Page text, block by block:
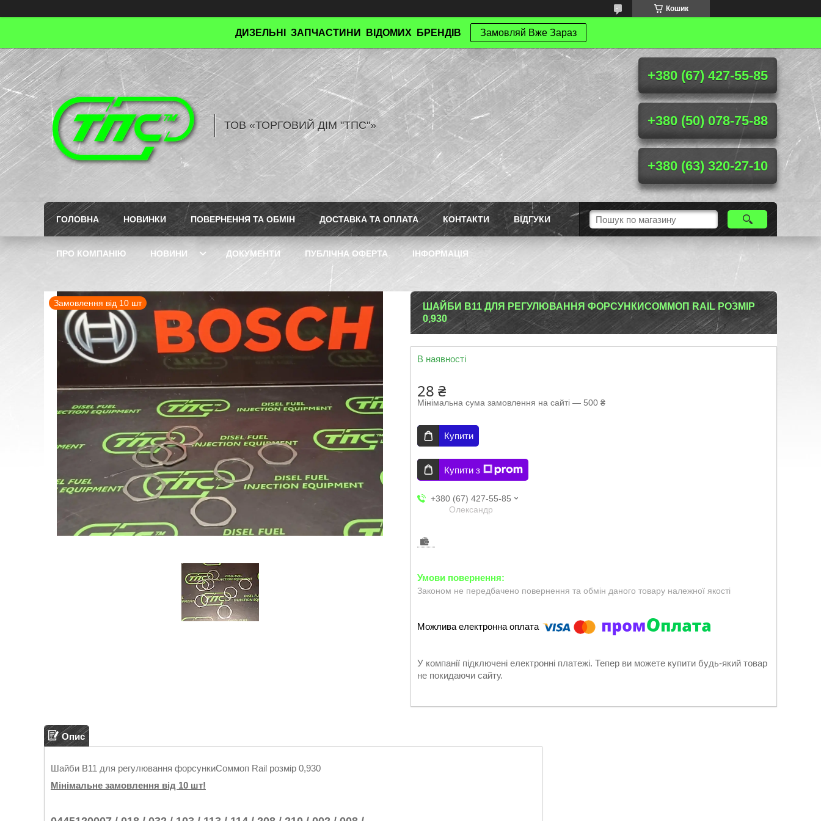
Кошик
ДИЗЕЛЬНІ ЗАПЧАСТИНИ ВІДОМИХ БРЕНДІВ Замовляй Вже Зараз
ТОВ «ТОРГОВИЙ ДІМ "ТПС"»
+380 (67) 427-55-85
+380 (50) 078-75-88
+380 (63) 320-27-10
ГОЛОВНА НОВИНКИ ПОВЕРНЕННЯ ТА ОБМІН ДОСТАВКА ТА ОПЛАТА КОНТАКТИ ВІДГУКИ
ПРО КОМПАНІЮ НОВИНИ ДОКУМЕНТИ ПУБЛІЧНА ОФЕРТА ІНФОРМАЦІЯ
Замовлення від 10 шт
ШАЙБИ B11 ДЛЯ РЕГУЛЮВАННЯ ФОРСУНКИСОММОП RAIL РОЗМІР
0,930
В наявності
28 ₴
Мінімальна сума замовлення на сайті — 500 ₴
Купити
Купити з
+380 (67) 427-55-85
Олександр
Законом не передбачено повернення та обмін даного товару належної якості
У компанії підключені електронні платежі. Тепер ви можете купити будь-який товар
не покидаючи сайту.
Опис
Шайби B11 для регулювання форсункиСоммоп Rail розмір 0,930
Мінімальне замовлення від 10 шт!